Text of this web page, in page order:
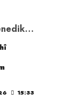
Venezianico Saatleri: Venedik Mirası, Mekanik Ruh ve Modern İtalyan Tasarımı
15:33